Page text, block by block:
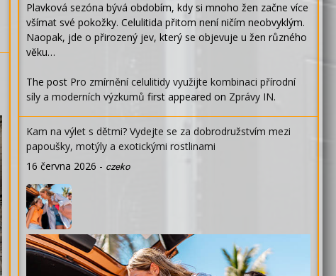
Plavková sezóna bývá obdobím, kdy si mnoho žen začne více
všímat své pokožky. Celulitida přitom není ničím neobvyklým.
Naopak, jde o přirozený jev, který se objevuje u žen různého
věku…
The post Pro zmírnění celulitidy využijte kombinaci přírodní
síly a moderních výzkumů first appeared on Zprávy IN.
Kam na výlet s dětmi? Vydejte se za dobrodružstvím mezi
papoušky, motýly a exotickými rostlinami
16 června 2026 - czeko